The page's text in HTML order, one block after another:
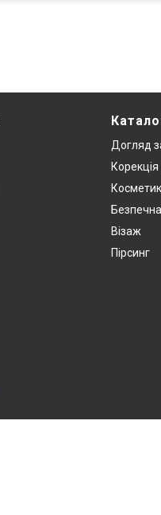
Догляд
Візаж
Пірсинг